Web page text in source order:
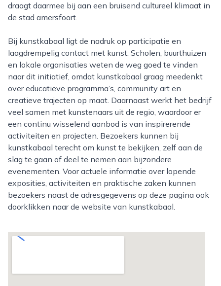
draagt daarmee bij aan een bruisend cultureel klimaat in
de stad amersfoort.
Bij kunstkabaal ligt de nadruk op participatie en
laagdrempelig contact met kunst. Scholen, buurthuizen
en lokale organisaties weten de weg goed te vinden
naar dit initiatief, omdat kunstkabaal graag meedenkt
over educatieve programma’s, community art en
creatieve trajecten op maat. Daarnaast werkt het bedrijf
veel samen met kunstenaars uit de regio, waardoor er
een continu wisselend aanbod is van inspirerende
activiteiten en projecten. Bezoekers kunnen bij
kunstkabaal terecht om kunst te bekijken, zelf aan de
slag te gaan of deel te nemen aan bijzondere
evenementen. Voor actuele informatie over lopende
exposities, activiteiten en praktische zaken kunnen
bezoekers naast de adresgegevens op deze pagina ook
doorklikken naar de website van kunstkabaal.